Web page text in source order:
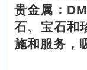
贵金属：
石、宝石和
施和服务，